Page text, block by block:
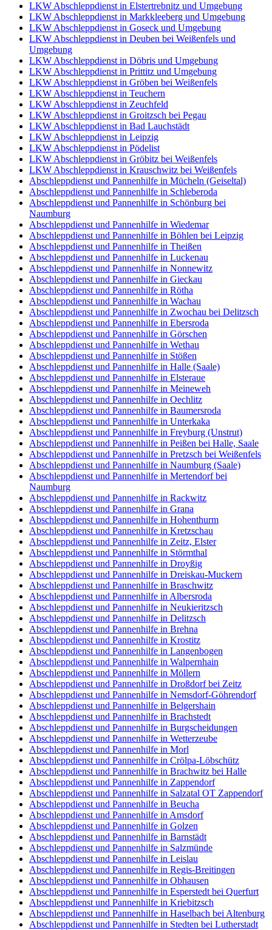
LKW Abschleppdienst in Elstertrebnitz und Umgebung
LKW Abschleppdienst in Markkleeberg und Umgebung
LKW Abschleppdienst in Goseck und Umgebung
LKW Abschleppdienst in Deuben bei Weißenfels und
Umgebung
LKW Abschleppdienst in Döbris und Umgebung
LKW Abschleppdienst in Prittitz und Umgebung
LKW Abschleppdienst in Gröben bei Weißenfels
LKW Abschleppdienst in Teuchern
LKW Abschleppdienst in Zeuchfeld
LKW Abschleppdienst in Groitzsch bei Pegau
LKW Abschleppdienst in Bad Lauchstädt
LKW Abschleppdienst in Leipzig
LKW Abschleppdienst in Pödelist
LKW Abschleppdienst in Gröbitz bei Weißenfels
LKW Abschleppdienst in Krauschwitz bei Weißenfels
Abschleppdienst und Pannenhilfe in Mücheln (Geiseltal)
Abschleppdienst und Pannenhilfe in Schleberoda
Abschleppdienst und Pannenhilfe in Schönburg bei
Naumburg
Abschleppdienst und Pannenhilfe in Wiedemar
Abschleppdienst und Pannenhilfe in Böhlen bei Leipzig
Abschleppdienst und Pannenhilfe in Theißen
Abschleppdienst und Pannenhilfe in Luckenau
Abschleppdienst und Pannenhilfe in Nonnewitz
Abschleppdienst und Pannenhilfe in Gieckau
Abschleppdienst und Pannenhilfe in Rötha
Abschleppdienst und Pannenhilfe in Wachau
Abschleppdienst und Pannenhilfe in Zwochau bei Delitzsch
Abschleppdienst und Pannenhilfe in Ebersroda
Abschleppdienst und Pannenhilfe in Görschen
Abschleppdienst und Pannenhilfe in Wethau
Abschleppdienst und Pannenhilfe in Stößen
Abschleppdienst und Pannenhilfe in Halle (Saale)
Abschleppdienst und Pannenhilfe in Elsteraue
Abschleppdienst und Pannenhilfe in Meineweh
Abschleppdienst und Pannenhilfe in Oechlitz
Abschleppdienst und Pannenhilfe in Baumersroda
Abschleppdienst und Pannenhilfe in Unterkaka
Abschleppdienst und Pannenhilfe in Freyburg (Unstrut)
Abschleppdienst und Pannenhilfe in Peißen bei Halle, Saale
Abschleppdienst und Pannenhilfe in Pretzsch bei Weißenfels
Abschleppdienst und Pannenhilfe in Naumburg (Saale)
Abschleppdienst und Pannenhilfe in Mertendorf bei
Naumburg
Abschleppdienst und Pannenhilfe in Rackwitz
Abschleppdienst und Pannenhilfe in Grana
Abschleppdienst und Pannenhilfe in Hohenthurm
Abschleppdienst und Pannenhilfe in Kretzschau
Abschleppdienst und Pannenhilfe in Zeitz, Elster
Abschleppdienst und Pannenhilfe in Störmthal
Abschleppdienst und Pannenhilfe in Droyßig
Abschleppdienst und Pannenhilfe in Dreiskau-Muckern
Abschleppdienst und Pannenhilfe in Braschwitz
Abschleppdienst und Pannenhilfe in Albersroda
Abschleppdienst und Pannenhilfe in Neukieritzsch
Abschleppdienst und Pannenhilfe in Delitzsch
Abschleppdienst und Pannenhilfe in Brehna
Abschleppdienst und Pannenhilfe in Krostitz
Abschleppdienst und Pannenhilfe in Langenbogen
Abschleppdienst und Pannenhilfe in Walpernhain
Abschleppdienst und Pannenhilfe in Möllern
Abschleppdienst und Pannenhilfe in Droßdorf bei Zeitz
Abschleppdienst und Pannenhilfe in Nemsdorf-Göhrendorf
Abschleppdienst und Pannenhilfe in Belgershain
Abschleppdienst und Pannenhilfe in Brachstedt
Abschleppdienst und Pannenhilfe in Burgscheidungen
Abschleppdienst und Pannenhilfe in Wetterzeube
Abschleppdienst und Pannenhilfe in Morl
Abschleppdienst und Pannenhilfe in Crölpa-Löbschütz
Abschleppdienst und Pannenhilfe in Brachwitz bei Halle
Abschleppdienst und Pannenhilfe in Zappendorf
Abschleppdienst und Pannenhilfe in Salzatal OT Zappendorf
Abschleppdienst und Pannenhilfe in Beucha
Abschleppdienst und Pannenhilfe in Amsdorf
Abschleppdienst und Pannenhilfe in Golzen
Abschleppdienst und Pannenhilfe in Barnstädt
Abschleppdienst und Pannenhilfe in Salzmünde
Abschleppdienst und Pannenhilfe in Leislau
Abschleppdienst und Pannenhilfe in Regis-Breitingen
Abschleppdienst und Pannenhilfe in Obhausen
Abschleppdienst und Pannenhilfe in Esperstedt bei Querfurt
Abschleppdienst und Pannenhilfe in Kriebitzsch
Abschleppdienst und Pannenhilfe in Haselbach bei Altenburg
Abschleppdienst und Pannenhilfe in Stedten bei Lutherstadt